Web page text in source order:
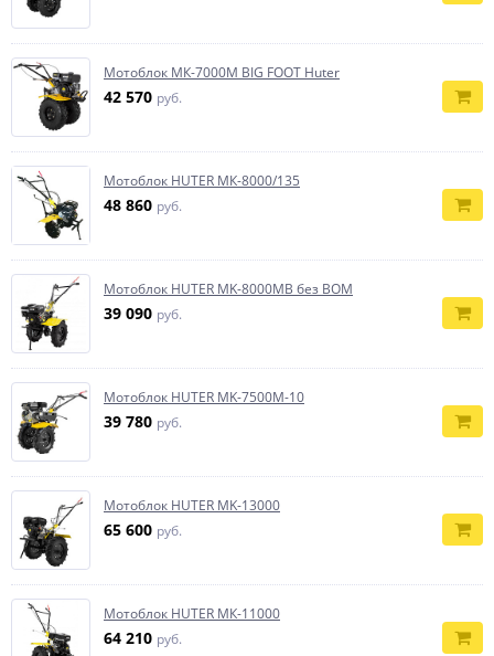
Мотоблок МК-7000M BIG FOOT Huter
42 570 руб.
Мотоблок HUTER МК-8000/135
48 860 руб.
Мотоблок HUTER MK-8000МВ без ВОМ
39 090 руб.
Мотоблок HUTER MK-7500M-10
39 780 руб.
Мотоблок HUTER MK-13000
65 600 руб.
Мотоблок HUTER МК-11000
64 210 руб.